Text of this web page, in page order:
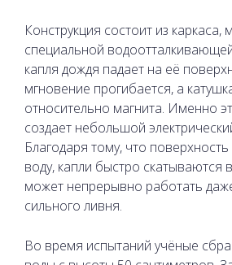
Конструкция состоит из каркаса,
специальной
капля дождя падает на её
мгновение прогибается, а
относительно магнита. Именно
создает небольшой
Благодаря тому, что
воду, капли быстро скатываются
может непрерывно работать
сильного ливня.
Во время испытаний учёные